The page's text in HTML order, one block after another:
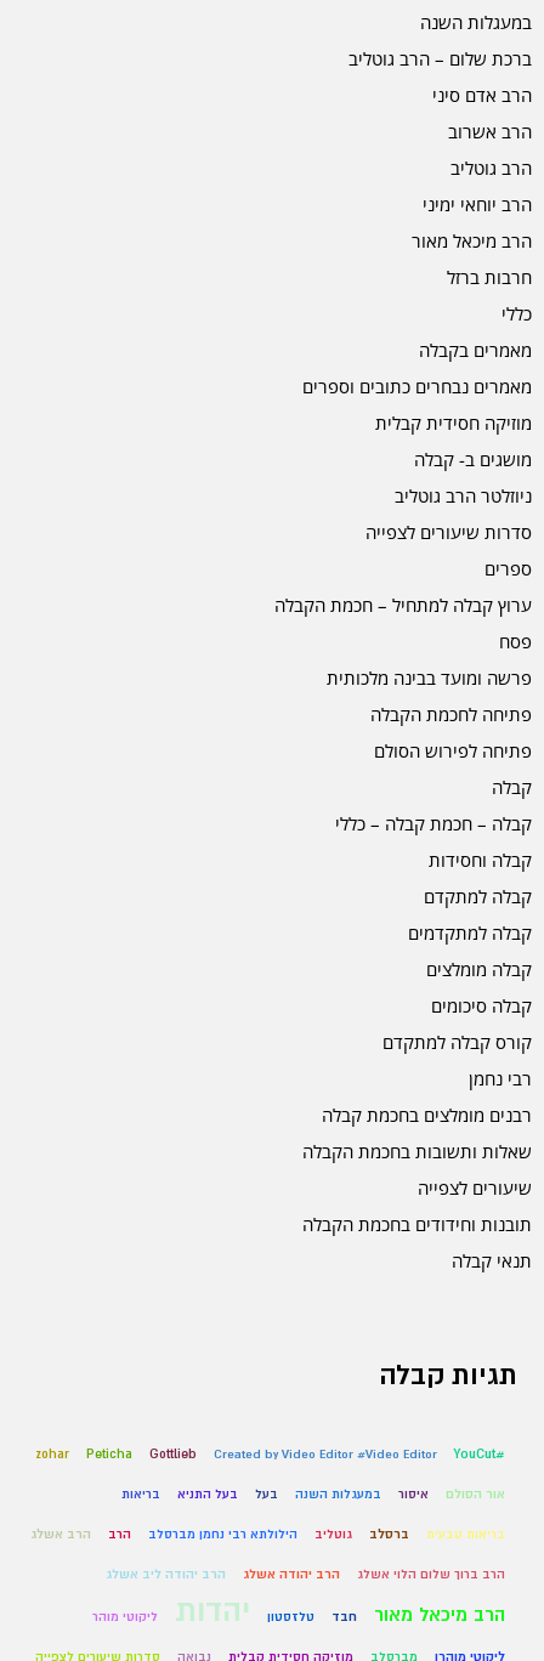
במעגלות השנה
ברכת שלום – הרב גוטליב
הרב אדם סיני
הרב אשרוב
הרב גוטליב
הרב יוחאי ימיני
הרב מיכאל מאור
חרבות ברזל
כללי
מאמרים בקבלה
מאמרים נבחרים כתובים וספרים
מוזיקה חסידית קבלית
מושגים ב- קבלה
ניוזלטר הרב גוטליב
סדרות שיעורים לצפייה
ספרים
ערוץ קבלה למתחיל – חכמת הקבלה
פסח
פרשה ומועד בבינה מלכותית
פתיחה לחכמת הקבלה
פתיחה לפירוש הסולם
קבלה
קבלה – חכמת קבלה – כללי
קבלה וחסידות
קבלה למתקדם
קבלה למתקדמים
קבלה מומלצים
קבלה סיכומים
קורס קבלה למתקדם
רבי נחמן
רבנים מומלצים בחכמת קבלה
שאלות ותשובות בחכמת הקבלה
שיעורים לצפייה
תובנות וחידודים בחכמת הקבלה
תנאי קבלה
תגיות קבלה
#YouCut
Created by Video Editor #Video Editor
Gottlieb
Peticha
zohar
אור הסולם איסור במעגלות השנה בעל בעל התניא בריאות
בריאות טבעית ברסלב גוטליב הילולתא רבי נחמן מברסלב הרב הרב אשלג
הרב ברוך שלום הלוי אשלג הרב יהודה אשלג הרב יהודה ליב אשלג
הרב מיכאל מאור חבד טלזסטון יהדות ליקוטי מוהר
ליקוטי מוהרן מברסלב מוזיקה חסידית קבלית נבואה סדרות שיעורים לצפייה